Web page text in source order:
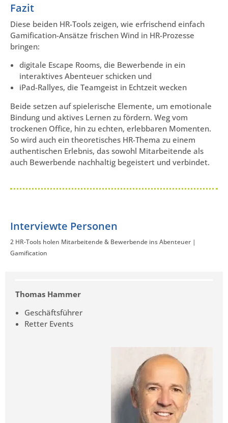
Fazit
Diese beiden HR-Tools zeigen, wie erfrischend einfach
Gamification-Ansätze frischen Wind in HR-Prozesse
bringen:
digitale Escape Rooms, die Bewerbende in ein
interaktives Abenteuer schicken und
iPad-Rallyes, die Teamgeist in Echtzeit wecken
Beide setzen auf spielerische Elemente, um emotionale
Bindung und aktives Lernen zu fördern. Weg vom
trockenen Office, hin zu echten, erlebbaren Momenten.
So wird auch ein theoretisches HR-Thema zu einem
authentischen Erlebnis, das sowohl Mitarbeitende als
auch Bewerbende nachhaltig begeistert und verbindet.
Interviewte Personen
2 HR-Tools holen Mitarbeitende & Bewerbende ins Abenteuer |
Gamification
Thomas Hammer
Geschäftsführer
Retter Events